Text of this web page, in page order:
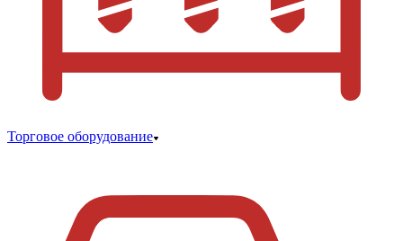
Торговое оборудование